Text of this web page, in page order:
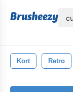
Kort Retro